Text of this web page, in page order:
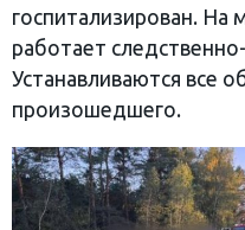
госпитализирован. На
работает
Устанавливаются все
произошедшего.